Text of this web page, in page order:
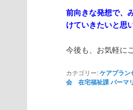
前向きな発想で、
けていきたいと思
今後も、お気軽に
カテゴリー:ケアプラン
会 在宅福祉課パーマ